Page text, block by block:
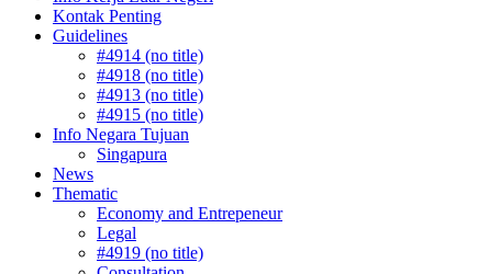
Kontak Penting
Guidelines
#4914 (no title)
#4918 (no title)
#4913 (no title)
#4915 (no title)
Info Negara Tujuan
Singapura
News
Thematic
Economy and Entrepeneur
Legal
#4919 (no title)